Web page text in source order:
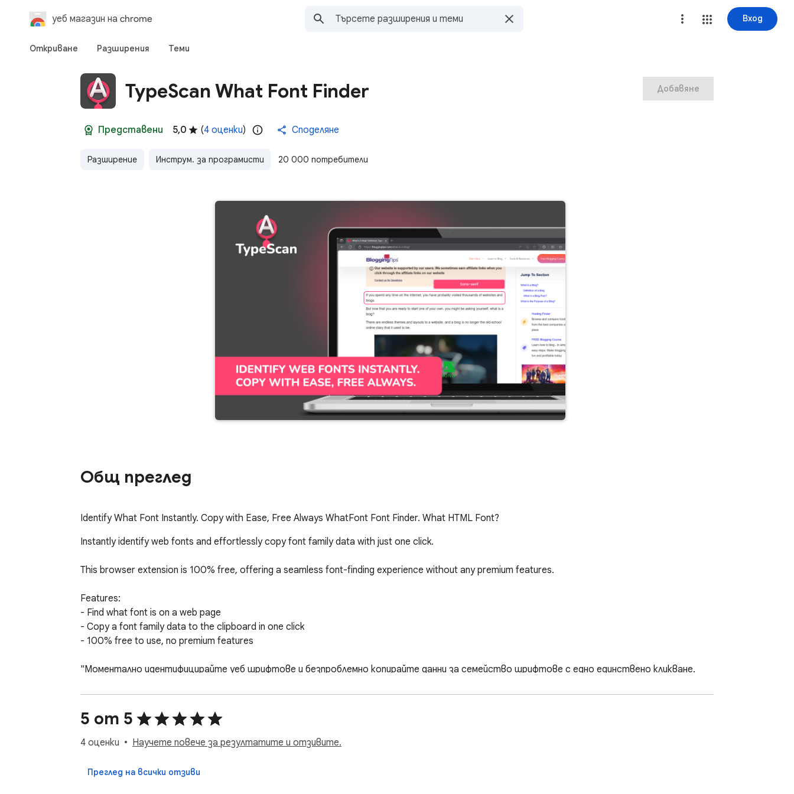
уеб магазин на chrome Вход
Откриване Разширения Теми
TypeScan What Font Finder
Представени 5,0 (4 оценки) Споделяне
Разширение Инструм. за програмисти 20 000 потребители
Добавяне
Общ преглед
Identify What Font Instantly. Copy with Ease, Free Always WhatFont Font Finder. What HTML Font?
Instantly identify web fonts and effortlessly copy font family data with just one click.
This browser extension is 100% free, offering a seamless font-finding experience without any premium features.
Features:
- Find what font is on a web page
- Copy a font family data to the clipboard in one click
- 100% free to use, no premium features
"Моментално идентифицирайте уеб шрифтове и безпроблемно копирайте данни за семейство шрифтове с едно единствено кликване.
Това разширение за браузъра е 100% безплатно и предлага безшевно изживяване при търсене на шрифтове, без никакви премиум функции.
Функции:
- Разберете какъв шрифт е на уеб страница
- 100% безплатно за използване, без премиум функции"
5 от 5
4 оценки Научете повече за резултатите и отзивите.
Преглед на всички отзиви